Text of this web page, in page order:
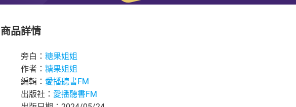
商品詳情
旁白： 糖果姐姐
作者： 糖果姐姐
編輯： 愛播聽書FM
出版社： 愛播聽書FM